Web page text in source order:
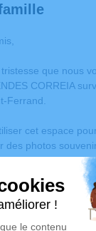
que nous
CORREIA
Ferrand.
cet espace
des photos
pensées à
est un lieu
MENDES
d’arbre hommage